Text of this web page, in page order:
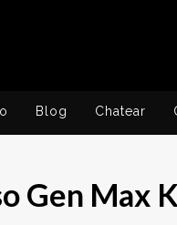
Blog Chatear
Gen Max